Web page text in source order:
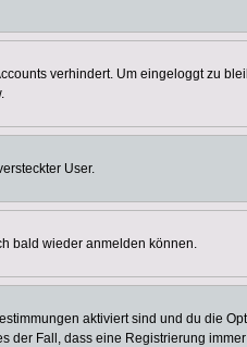
verhindert. Um eingeloggt zu
User.
bald wieder anmelden können.
aktiviert sind und du die
der Fall, dass eine Registrierung